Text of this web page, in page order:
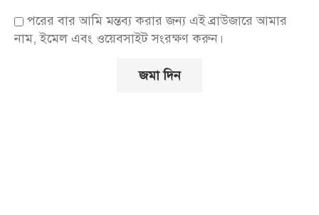
পরের বার আমি মন্তব্য করার জন্য এই ব্রাউজারে আমার
নাম, ইমেল এবং ওয়েবসাইট সংরক্ষণ করুন।